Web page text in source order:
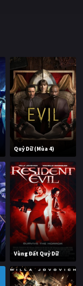
Quỷ Dữ (Mùa 4)
Vùng Đất Quỷ Dữ